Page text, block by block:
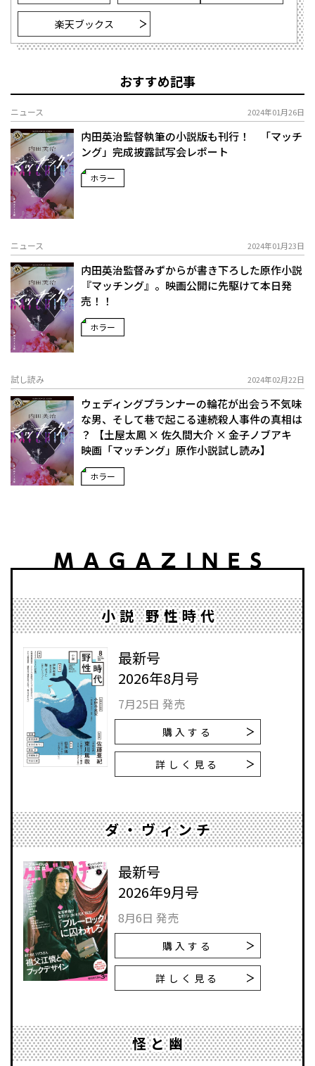
楽天ブックス
おすすめ記事
ニュース 2024年01月26日
内田英治監督執筆の小説版も刊行！ 「マッチ
ング」完成披露試写会レポート
ホラー
ニュース 2024年01月23日
内田英治監督みずからが書き下ろした原作小説
『マッチング』。映画公開に先駆けて本日発
売！！
ホラー
試し読み 2024年02月22日
ウェディングプランナーの輪花が出会う不気味
な男、そして巷で起こる連続殺人事件の真相は
――？ 【土屋太鳳 × 佐久間大介 × 金子ノブアキ
映画「マッチング」原作小説試し読み】
ホラー
小説 野性時代
最新号
2026年8月号
7月25日 発売
購入する
詳しく見る
ダ・ヴィンチ
最新号
2026年9月号
8月6日 発売
購入する
詳しく見る
怪と幽